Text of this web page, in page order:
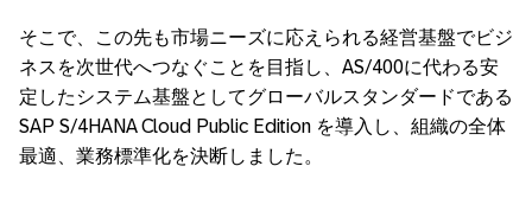
そこで、この先も市場ニーズに応えられる経営基盤でビジ
ネスを次世代へつなぐことを目指し、AS/400に代わる安
定したシステム基盤としてグローバルスタンダードである
SAP S/4HANA Cloud Public Edition を導入し、組織の全体
最適、業務標準化を決断しました。